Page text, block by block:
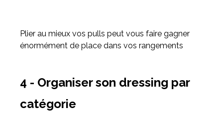
Plier au mieux vos pulls peut vous faire gagner
énormément de place dans vos rangements
4 - Organiser son dressing par
catégorie